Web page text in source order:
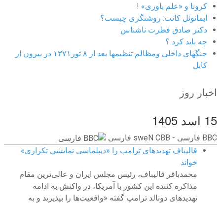
کرونا و «علم باوری» !
ایمانوئل کانت: روشنگری چیست؟
دکتر صادق فطرت ناشناس
چه باید کرد ؟
جنگهای داخلی ومظالم تنظیمها بعد از ۸ ثور۱۳۷۱ در بیرون از
کابل
اخبار روز
15 اسد 1405
BBC ‮فارسی - BBC News فارسی
قالیباف تهدیدهای ترامپ را «دیپلماسی نمایشی تکراری»
خواند
محمدباقر قالیباف، رئیس مجلس ایران و عالی‌ترین مقام
مذاکره کننده این کشور با آمریکا، در واکنش به ادامه
تهدیدهای دونالد ترامپ گفته «واقعیت‌ها را بپذیرید و به